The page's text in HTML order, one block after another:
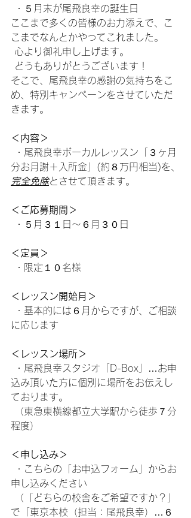
・５月末が尾飛良幸の誕生日
ここまで多くの皆様のお力添えで、こ
こまでなんとかやってこれました。
心より御礼申し上げます。
どうもありがとうございます！
そこで、尾飛良幸の感謝の気持ちをこ
め、特別キャンペーンをさせていただ
きます。
＜内容＞
分お月謝＋入所金」(約８万円相当)を、
完全免除とさせて頂きます。
＜ご応募期間＞
・５月３１日～６月３０日
＜定員＞
・限定１０名様
＜レッスン開始月＞
に応じます
＜レッスン場所＞
込み頂いた方に個別に場所をお伝えし
ております。
程度）
＜申し込み＞
申し込みください
で「東京本校（担当：尾飛良幸）…６